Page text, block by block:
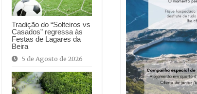
Tradição do “Solteiros vs
Casados” regressa às
Festas de Lagares da
Beira
5 de Agosto de 2026